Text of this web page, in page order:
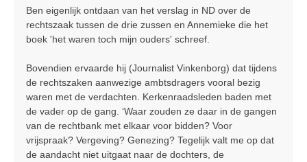
r
h
Ben eigenlijk ontdaan van het verslag in ND over de
rechtszaak tussen de drie zussen en Annemieke die het
boek 'het waren toch mijn ouders' schreef.
Bovendien ervaarde hij (Journalist Vinkenborg) dat tijdens
de rechtszaken aanwezige ambtsdragers vooral bezig
waren met de verdachten. Kerkenraadsleden baden met
de vader op de gang. ‘Waar zouden ze daar in de gangen
van de rechtbank met elkaar voor bidden? Voor
vrijspraak? Vergeving? Genezing? Tegelijk valt me op dat
de aandacht niet uitgaat naar de dochters, de